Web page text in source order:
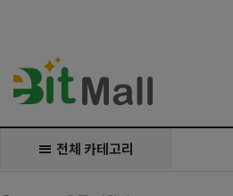
Prev
전체 카테고리